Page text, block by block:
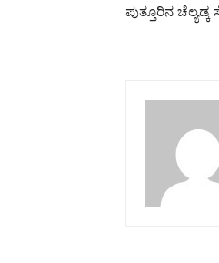
ಪುತ್ತೂರಿನ